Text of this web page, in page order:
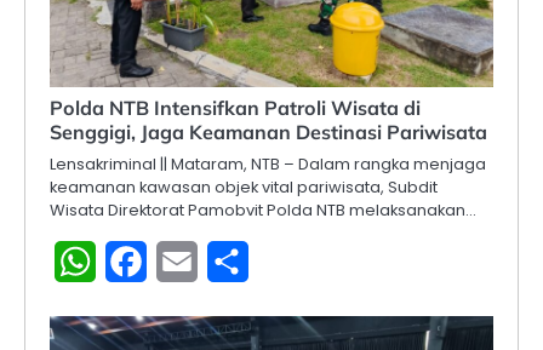
Polda NTB Intensifkan Patroli Wisata di
Senggigi, Jaga Keamanan Destinasi Pariwisata
Lensakriminal || Mataram, NTB – Dalam rangka menjaga
keamanan kawasan objek vital pariwisata, Subdit
Wisata Direktorat Pamobvit Polda NTB melaksanakan…
WhatsAppFacebook
Email